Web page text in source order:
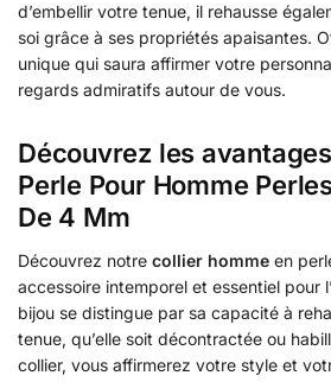
d’embellir votre tenue, il rehausse
soi grâce à ses propriétés apaisantes.
unique qui saura affirmer votre
regards admiratifs autour de vous.
Découvrez les
Perle Pour Homme
De 4 Mm
Découvrez notre collier homme en
accessoire intemporel et essentiel pour
bijou se distingue par sa capacité à
tenue, qu’elle soit décontractée ou
collier, vous affirmerez votre style et